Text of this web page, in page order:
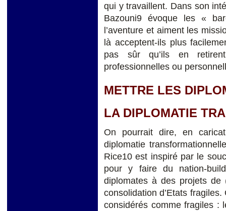
qui y travaillent. Dans son
Bazouni9 évoque les «
l’aventure et aiment les
là acceptent-ils plus
pas sûr qu’ils en
professionnelles ou
METTRE LES
LA DIPLOMATIE
On pourrait dire, en
diplomatie
Rice10 est inspiré par le
pour y faire du nation-
diplomates à des projets de
consolidation d’Etats
considérés comme fragiles :